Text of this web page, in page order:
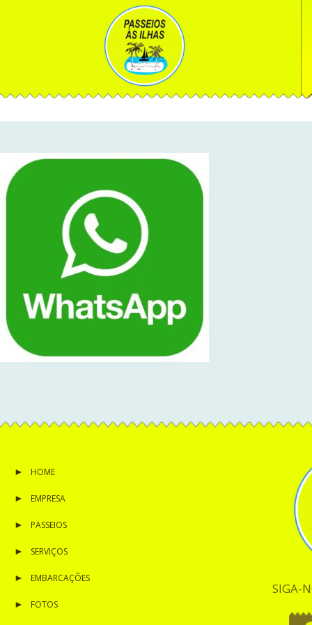
HOME
EMPRESA
PASSEIOS
SERVIÇOS
EMBARCAÇÕES
FOTOS
SIGA-